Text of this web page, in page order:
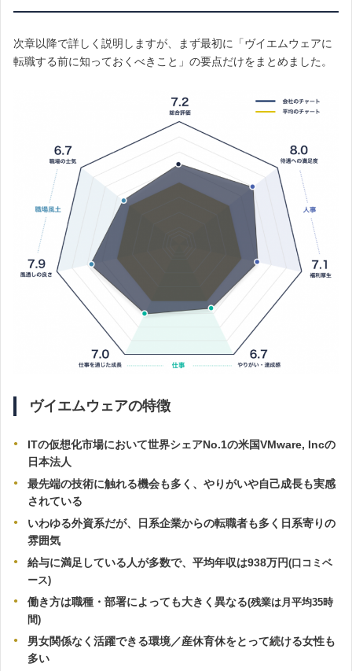
次章以降で詳しく説明しますが、まず最初に「ヴイエムウェアに
転職する前に知っておくべきこと」の要点だけをまとめました。
ヴイエムウェアの特徴
ITの仮想化市場において世界シェアNo.1の米国VMware, Incの
日本法人
最先端の技術に触れる機会も多く、やりがいや自己成長も実感
されている
いわゆる外資系だが、日系企業からの転職者も多く日系寄りの
雰囲気
給与に満足している人が多数で、平均年収は938万円(口コミベ
ース)
働き方は職種・部署によっても大きく異なる(残業は月平均35時
間)
男女関係なく活躍できる環境／産休育休をとって続ける女性も
多い